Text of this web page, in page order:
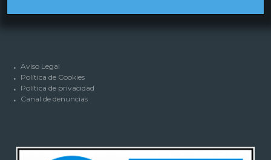
Aviso Legal
Política de Cookies
Política de privacidad
Canal de denuncias